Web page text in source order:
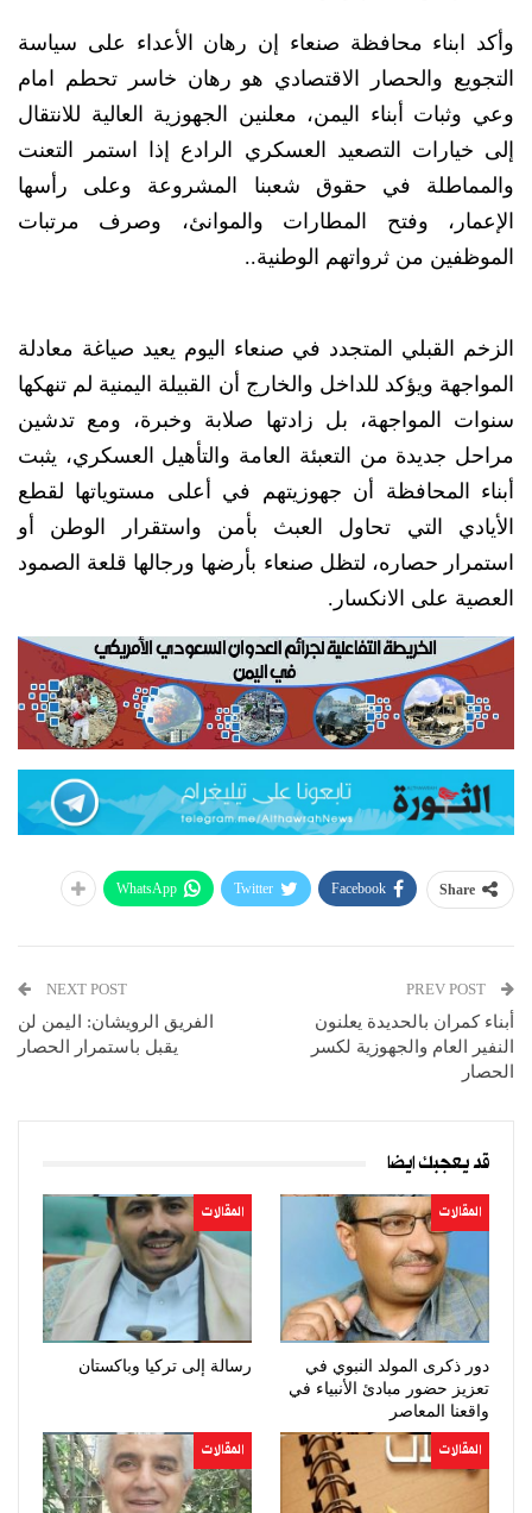
​وأكد ابناء محافظة صنعاء إن رهان الأعداء على سياسة
التجويع والحصار الاقتصادي هو رهان خاسر تحطم امام
وعي وثبات أبناء اليمن، معلنين الجهوزية العالية للانتقال
إلى خيارات التصعيد العسكري الرادع إذا استمر التعنت
والمماطلة في حقوق شعبنا المشروعة وعلى رأسها
الإعمار، وفتح المطارات والموانئ، وصرف مرتبات
الموظفين من ثرواتهم الوطنية..
​الزخم القبلي المتجدد في صنعاء اليوم يعيد صياغة معادلة
المواجهة ويؤكد للداخل والخارج أن القبيلة اليمنية لم تنهكها
سنوات المواجهة، بل زادتها صلابة وخبرة، ومع تدشين
مراحل جديدة من التعبئة العامة والتأهيل العسكري، يثبت
أبناء المحافظة أن جهوزيتهم في أعلى مستوياتها لقطع
الأيادي التي تحاول العبث بأمن واستقرار الوطن أو
استمرار حصاره، لتظل صنعاء بأرضها ورجالها قلعة الصمود
العصية على الانكسار.
Share
Facebook
Twitter
WhatsApp
أبناء كمران بالحديدة يعلنون
النفير العام والجهوزية لكسر
الحصار
NEXT POST
الفريق الرويشان: اليمن لن
يقبل باستمرار الحصار
قد يعجبك ايضا
المقالات
دور ذكرى المولد النبوي في
تعزيز حضور مبادئ الأنبياء في
واقعنا المعاصر
المقالات
رسالة إلى تركيا وباكستان
المقالات المقالات